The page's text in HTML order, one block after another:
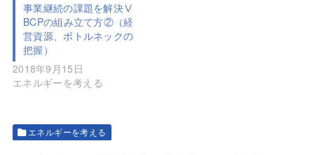
事業継続の課題を解決Ⅴ
BCPの組み立て方②（経
営資源、ボトルネックの
把握）
2018年9月15日
エネルギーを考える
エネルギーを考える